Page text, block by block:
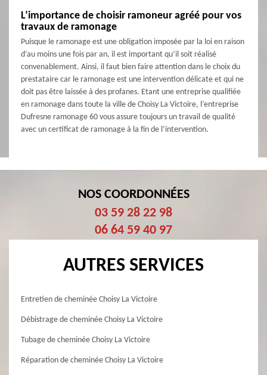
L’importance de choisir ramoneur agréé pour vos
travaux de ramonage
Puisque le ramonage est une obligation imposée par la loi en raison
d’au moins une fois par an, il est important qu’il soit réalisé
convenablement. Ainsi, il faut bien faire attention dans le choix du
prestataire car le ramonage est une intervention délicate et qui ne
doit pas être laissée à des profanes. Etant une entreprise qualifiée
en ramonage dans toute la ville de Choisy La Victoire, l’entreprise
Dufresne ramonage 60 vous assure toujours un travail de qualité
avec un certificat de ramonage à la fin de l’intervention.
NOS COORDONNÉES
03 59 28 22 98
06 64 59 40 97
AUTRES SERVICES
Entretien de cheminée Choisy La Victoire
Débistrage de cheminée Choisy La Victoire
Tubage de cheminée Choisy La Victoire
Réparation de cheminée Choisy La Victoire